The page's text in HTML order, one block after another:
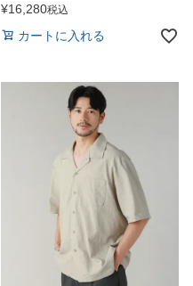
¥16,280税込
カートに入れる